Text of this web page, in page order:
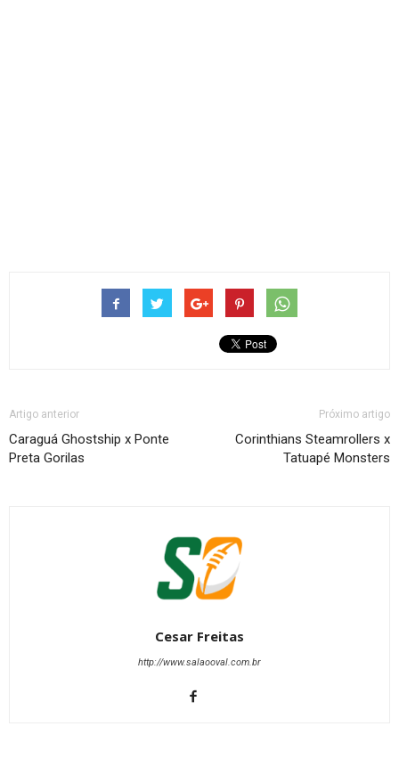
Artigo anterior
Caraguá Ghostship x Ponte
Preta Gorilas
Próximo artigo
Corinthians Steamrollers x
Tatuapé Monsters
Cesar Freitas
http://www.salaooval.com.br